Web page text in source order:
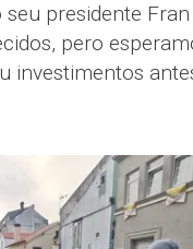
seu presidente
pero
investimentos